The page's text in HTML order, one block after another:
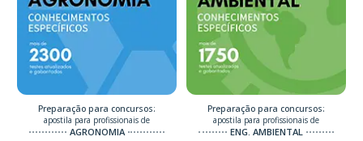
Preparação para concursos:
apostila para profissionais de
AGRONOMIA
Preparação para concursos:
apostila para profissionais de
ENG. AMBIENTAL